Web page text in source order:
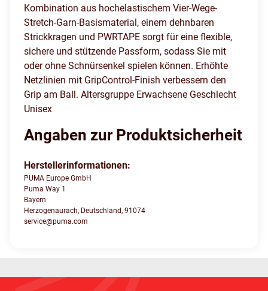
Kombination aus hochelastischem Vier-Wege-
Stretch-Garn-Basismaterial, einem dehnbaren
Strickkragen und PWRTAPE sorgt für eine flexible,
sichere und stützende Passform, sodass Sie mit
oder ohne Schnürsenkel spielen können. Erhöhte
Netzlinien mit GripControl-Finish verbessern den
Grip am Ball. Altersgruppe Erwachsene Geschlecht
Unisex
Angaben zur Produktsicherheit
Herstellerinformationen:
PUMA Europe GmbH
Puma Way 1
Bayern
Herzogenaurach, Deutschland, 91074
service@puma.com